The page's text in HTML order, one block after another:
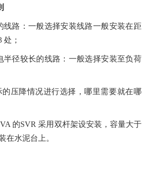
线路：一般选择安装线路一般安装在距
处；
半径较长的线路：一般选择安装至负荷
压降情况进行选择，哪里需要就在哪
的SVR 采用双杆架设安装，容量大于
在水泥台上。